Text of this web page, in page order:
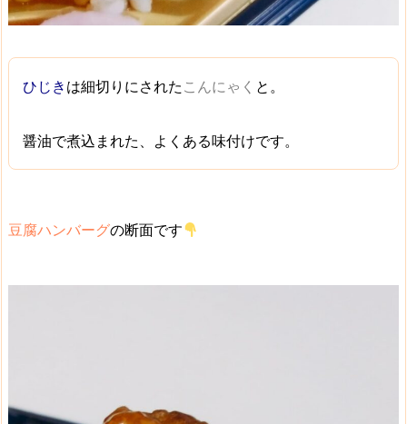
ひじきは細切りにされたこんにゃく と。
醤油で煮込まれた、よくある味付けです。
豆腐ハンバーグの断面です